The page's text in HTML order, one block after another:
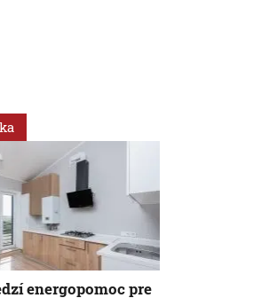
energopomoc pre